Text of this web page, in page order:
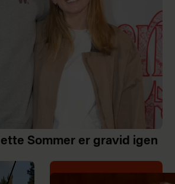
Sommer er gravid igen